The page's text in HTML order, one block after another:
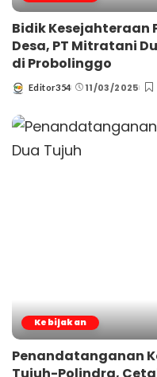
Bidik Kesejahteraan
Desa, PT Mitratani
di Probolinggo
Posted
Editor354 11/03/2025
Kebijakan
Penandatanganan